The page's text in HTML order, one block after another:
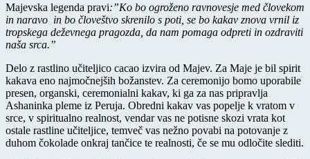
Majevska legenda pravi:”Ko bo ogroženo ravnovesje med človekom
in naravo in bo človeštvo skrenilo s poti, se bo kakav znova vrnil iz
tropskega deževnega pragozda, da nam pomaga odpreti in ozdraviti
naša srca.”
Delo z rastlino učiteljico cacao izvira od Majev. Za Maje je bil spirit
kakava eno najmočnejših božanstev. Za ceremonijo bomo uporabile
presen, organski, ceremonialni kakav, ki ga za nas pripravlja
Ashaninka pleme iz Peruja. Obredni kakav vas popelje k vratom v
srce, v spiritualno realnost, vendar vas ne potisne skozi vrata kot
ostale rastline učiteljice, temveč vas nežno povabi na potovanje z
duhom čokolade onkraj tančice te realnosti, če se mu odločite slediti.